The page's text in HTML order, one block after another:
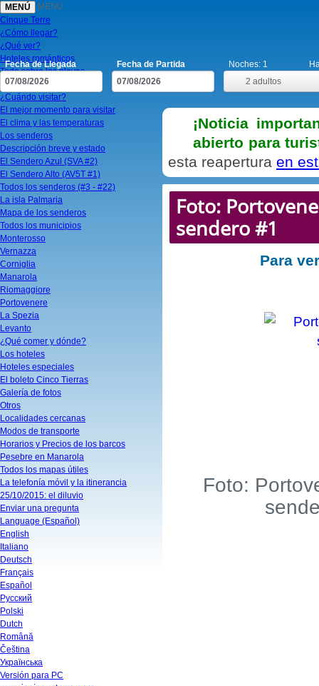
MENÚ
MENÚ
Cinque Terre
¿Cómo llegar?
¿Qué ver?
Hoteles románticos
Todo sobre las playas
Un solo día para visitar
¿Cuándo visitar?
El mejor momento para visitar
El clima y las temperaturas
Los senderos
Descripción breve y estado
El Sendero Azul (SVA #2)
El Sendero Alto (AV5T #1)
Todos los senderos (#3 - #22)
La isla Palmaria
Mapa de los senderos
Todos los municipios
Monterosso
Vernazza
Corniglia
Manarola
Riomaggiore
Portovenere
La Spezia
Levanto
¿Qué comer y dónde?
Los hoteles
Hoteles especiales
El boleto Cinco Tierras
Galería de fotos
Otros
Localidades cercanas
Modos de transporte
Horarios y Precios de los barcos
Pesebre en Manarola
Todos los mapas útiles
La telefonía móvil y la itinerancia
25/10/2015: el diluvio
Enviar una pregunta
Language (Español)
English
Italiano
Deutsch
Français
Español
Русский
Polski
Dutch
Română
Čeština
Українська
Versión para PC
Fecha de Llegada
Fecha de Partida
2 adultos
Noches: 1
¡Noticia
abierto para
esta reapertura en
Foto:
sendero #1
Para
Foto: